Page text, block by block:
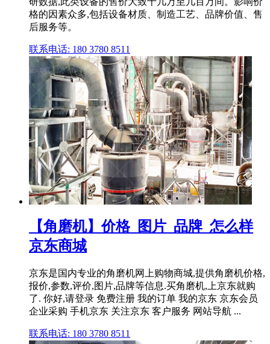
格的因素众多,包括设备材质、制造工艺、品牌价值、售
后服务等。
联系电话: 180 3780 8511
【角磨机】价格_图片_品牌_怎么样
京东商城
京东是国内专业的角磨机网上购物商城,提供角磨机价格,
报价,参数,评价,图片,品牌等信息.买角磨机,上京东就购
了. 你好,请登录 免费注册 我的订单 我的京东 京东会员
企业采购 手机京东 关注京东 客户服务 网站导航 ...
联系电话: 180 3780 8511